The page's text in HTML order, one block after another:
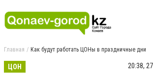
Главная Как будут работать ЦОНы в праздничные дни
ЦОН 20:38,